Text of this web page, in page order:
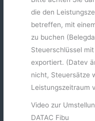
die den
betreffen, mit
zu buchen
Steuerschlüssel
exportiert. (Datev
nicht, Steuersätze
Leistungszeitraum
Video zur
DATAC Fibu